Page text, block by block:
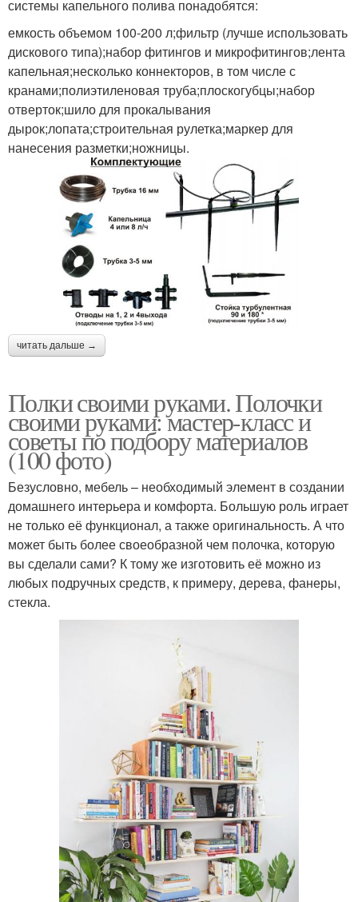
системы капельного полива понадобятся:
емкость объемом 100-200 л;фильтр (лучше использовать
дискового типа);набор фитингов и микрофитингов;лента
капельная;несколько коннекторов, в том числе с
кранами;полиэтиленовая труба;плоскогубцы;набор
отверток;шило для прокалывания
дырок;лопата;строительная рулетка;маркер для
нанесения разметки;ножницы.
читать дальше →
Полки своими руками. Полочки
своими руками: мастер-класс и
советы по подбору материалов
(100 фото)
Безусловно, мебель – необходимый элемент в создании
домашнего интерьера и комфорта. Большую роль играет
не только её функционал, а также оригинальность. А что
может быть более своеобразной чем полочка, которую
вы сделали сами? К тому же изготовить её можно из
любых подручных средств, к примеру, дерева, фанеры,
стекла.